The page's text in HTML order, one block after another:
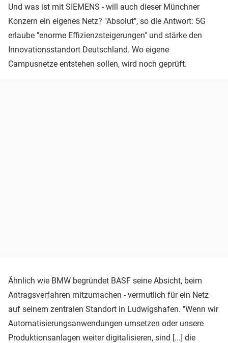
Und was ist mit SIEMENS - will auch dieser Münchner
Konzern ein eigenes Netz? "Absolut", so die Antwort: 5G
erlaube "enorme Effizienzsteigerungen" und stärke den
Innovationsstandort Deutschland. Wo eigene
Campusnetze entstehen sollen, wird noch geprüft.
Ähnlich wie BMW begründet BASF seine Absicht, beim
Antragsverfahren mitzumachen - vermutlich für ein Netz
auf seinem zentralen Standort in Ludwigshafen. "Wenn wir
Automatisierungsanwendungen umsetzen oder unsere
Produktionsanlagen weiter digitalisieren, sind [...] die